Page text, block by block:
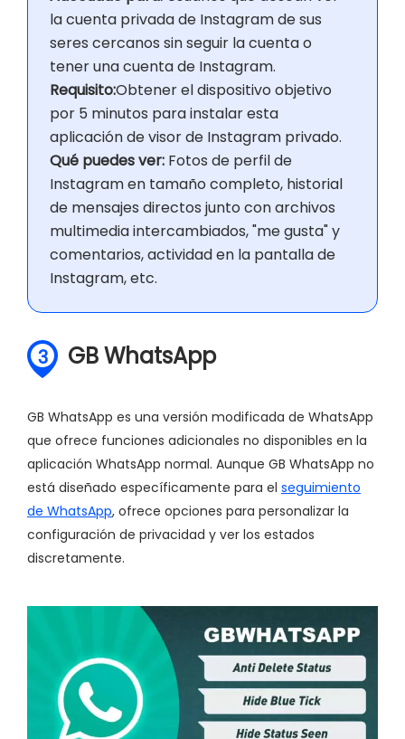
la cuenta privada de Instagram de sus
seres cercanos sin seguir la cuenta o
tener una cuenta de Instagram.
Requisito:Obtener el dispositivo objetivo
por 5 minutos para instalar esta
aplicación de visor de Instagram privado.
Qué puedes ver: Fotos de perfil de
Instagram en tamaño completo, historial
de mensajes directos junto con archivos
multimedia intercambiados, "me gusta" y
comentarios, actividad en la pantalla de
Instagram, etc.
3 GB WhatsApp
GB WhatsApp es una versión modificada de WhatsApp
que ofrece funciones adicionales no disponibles en la
aplicación WhatsApp normal. Aunque GB WhatsApp no
está diseñado específicamente para el seguimiento
de WhatsApp, ofrece opciones para personalizar la
configuración de privacidad y ver los estados
discretamente.